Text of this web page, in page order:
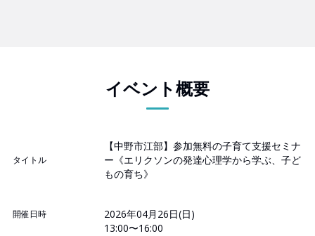
イベント概要
タイトル
【中野市江部】参加無料の子育て支援セミナ
ー《エリクソンの発達心理学から学ぶ、子ど
もの育ち》
開催日時
2026年04月26日(日)
13:00〜16:00